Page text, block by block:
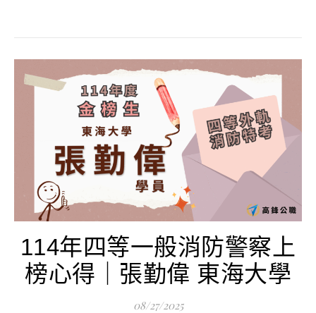
114年四等一般消防警察上
榜心得｜張勤偉 東海大學
08/27/2025